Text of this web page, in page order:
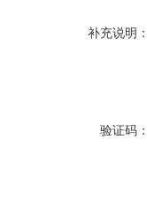
补充说明：
验证码：